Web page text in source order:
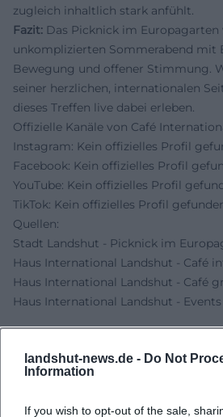
landshut-news.de - Do Not
Information
If you wish to opt-out of the sale,
zugleich inhaltlich stark anfühlt.
Fazit: Das Picknick im
unkomplizierten Sommerabend mit
Bewegung und offener Stimmung.
seiner herzlichen, internationalen
dieses Treffen live dabei erleben.
Offizielle Kanäle von Café
Instagram: Kein offizielles Profil
Facebook: Kein offizielles Profil
YouTube: Kein offizielles Profil
TikTok: Kein offizielles Profil
Quellen:
Stadt Landshut - Picknick im
Haus International Landshut - Café
Haus International Landshut - Café
Haus International Landshut -